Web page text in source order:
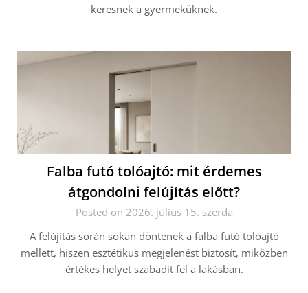
keresnek a gyermeküknek.
Falba futó tolóajtó: mit érdemes
átgondolni felújítás előtt?
Posted on 2026. július 15. szerda
A felújítás során sokan döntenek a falba futó tolóajtó
mellett, hiszen esztétikus megjelenést biztosít, miközben
értékes helyet szabadít fel a lakásban.